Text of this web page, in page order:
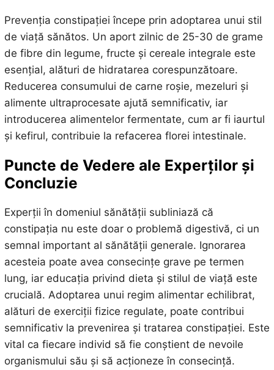
Prevenția constipației începe prin adoptarea unui stil
de viață sănătos. Un aport zilnic de 25-30 de grame
de fibre din legume, fructe și cereale integrale este
esențial, alături de hidratarea corespunzătoare.
Reducerea consumului de carne roșie, mezeluri și
alimente ultraprocesate ajută semnificativ, iar
introducerea alimentelor fermentate, cum ar fi iaurtul
și kefirul, contribuie la refacerea florei intestinale.
Puncte de Vedere ale Experților și
Concluzie
Experții în domeniul sănătății subliniază că
constipația nu este doar o problemă digestivă, ci un
semnal important al sănătății generale. Ignorarea
acesteia poate avea consecințe grave pe termen
lung, iar educația privind dieta și stilul de viață este
crucială. Adoptarea unui regim alimentar echilibrat,
alături de exerciții fizice regulate, poate contribui
semnificativ la prevenirea și tratarea constipației. Este
vital ca fiecare individ să fie conștient de nevoile
organismului său și să acționeze în consecință.